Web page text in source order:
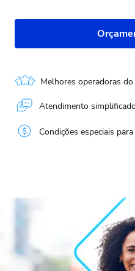
Melhores operadoras
Atendimento
Condições especiais